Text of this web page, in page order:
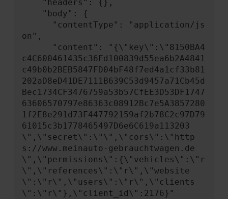
on",
c4C600461435c36Fd100839d55ea6b2A4841
c49b0b2BEB5847FD04bF48f7ed4a1cf33b81
202aD8eD41DE7111B639C53d9457a71Cb45d
Bec1734CF3476759a53b57CfEE3D53DF1747
63606570797e86363c08912Bc7e5A3857280
1f2E8e291d73F447792159af2b78C2c97D79
61015c3b1778465497D6e6C619a113203
\",\"secret\":\"\",\"cors\":\"http
s://www.meinauto-gebrauchtwagen.de
\",\"permissions\":{\"vehicles\":\"r
\",\"references\":\"r\",\"website
\":\"r\",\"users\":\"r\",\"clients
\":\"r\"},\"client_id\":2176}"